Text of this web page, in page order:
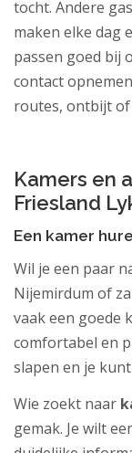
tocht. Andere
maken elke dag
passen goed bij
contact
routes, ontbijt of
Kamers en
Friesland
Een kamer
Wil je een paar
Nijemirdum of
vaak een goede
comfortabel en
slapen en je
Wie zoekt naar
gemak. Je wilt